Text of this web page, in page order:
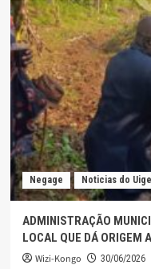
Negage Noticias do Uige
ADMINISTRAÇÃO
LOCAL QUE DÁ ORIGEM
Wizi-Kongo 30/06/2026